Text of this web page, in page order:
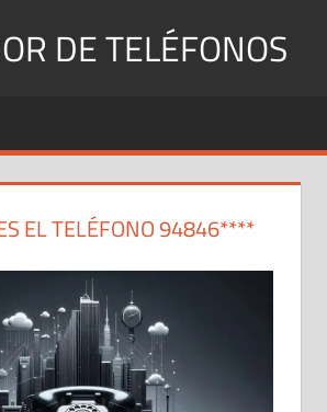
DE TELÉFONOS
EL TELÉFONO 94846****